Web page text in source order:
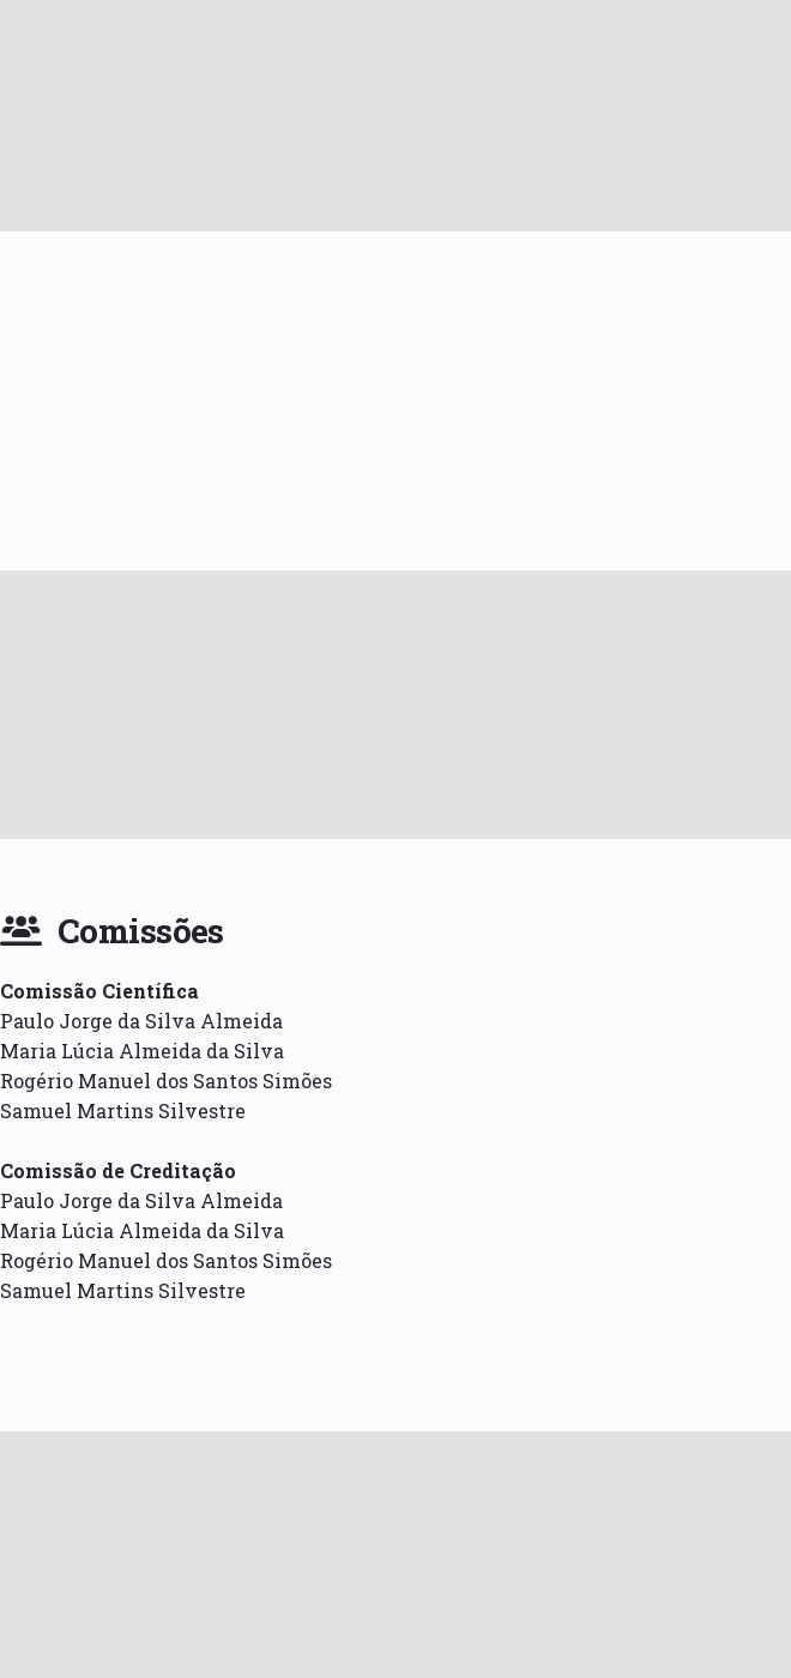
Comissões
Comissão Científica
Paulo Jorge da Silva Almeida
Maria Lúcia Almeida da Silva
Rogério Manuel dos Santos Simões
Samuel Martins Silvestre
Comissão de Creditação
Paulo Jorge da Silva Almeida
Maria Lúcia Almeida da Silva
Rogério Manuel dos Santos Simões
Samuel Martins Silvestre